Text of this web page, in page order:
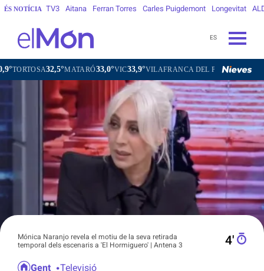
ÉS NOTÍCIA TV3 Aitana Ferran Torres Carles Puigdemont Longevitat
ES
32,5°MATARÓ33,0°VIC33,9°VILAFRANCA DEL PENEDÈS32,5° VILANOVA
Mónica Naranjo revela el motiu de la seva retirada
temporal dels escenaris a 'El Hormiguero' | Antena 3
4′
Gent Televisió